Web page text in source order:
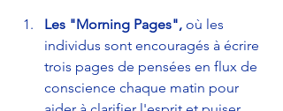
Les "Morning Pages", où les
individus sont encouragés à écrire
trois pages de pensées en flux de
conscience chaque matin pour